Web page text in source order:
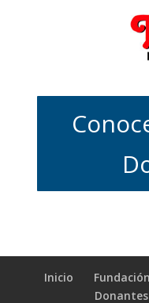
Inicio Fundación
Donantes